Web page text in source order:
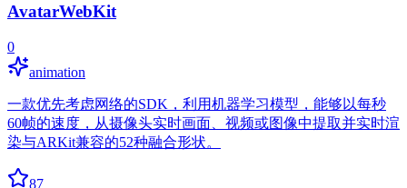
AvatarWebKit
0
animation
一款优先考虑网络的SDK，利用机器学习模型，能够以每秒
60帧的速度，从摄像头实时画面、视频或图像中提取并实时渲
染与ARKit兼容的52种融合形状。
87